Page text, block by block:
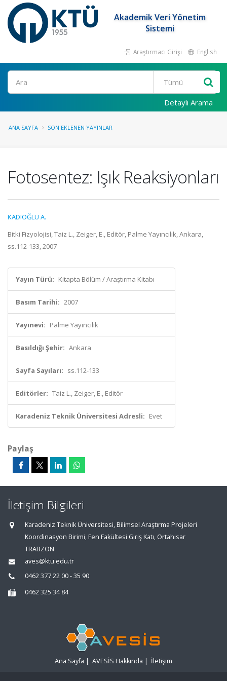
Akademik Veri Yönetim
Sistemi
Araştırmacı Girişi English
Ara
Detaylı Arama
ANA SAYFA SON EKLENEN YAYINLAR
Fotosentez: Işık Reaksiyonları
KADIOĞLU A.
Bitki Fizyolojisi, Taiz L., Zeiger, E., Editör, Palme Yayıncılık, Ankara,
ss.112-133, 2007
Yayın Türü: Kitapta Bölüm / Araştırma Kitabı
Basım Tarihi: 2007
Yayınevi: Palme Yayıncılık
Basıldığı Şehir: Ankara
Sayfa Sayıları: ss.112-133
Editörler: Taiz L., Zeiger, E., Editör
Karadeniz Teknik Üniversitesi Adresli: Evet
Paylaş
İletişim Bilgileri
Karadeniz Teknik Üniversitesi, Bilimsel Araştırma Projeleri
Koordinasyon Birimi, Fen Fakültesi Giriş Katı, Ortahisar
TRABZON
aves@ktu.edu.tr
0462 377 22 00 - 35 90
0462 325 34 84
Ana Sayfa | AVESİS Hakkında | İletişim